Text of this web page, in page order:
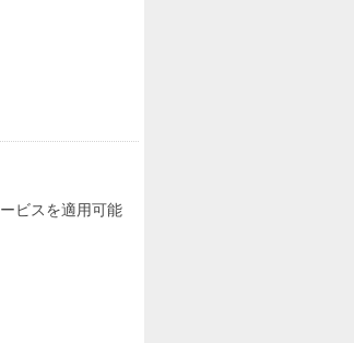
ビスを適用可能